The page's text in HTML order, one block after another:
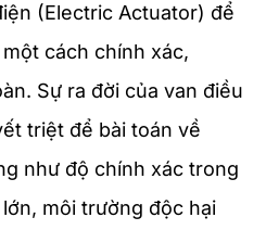
(Electric Actuator) để
cách chính xác,
Sự ra đời của van điều
triệt để bài toán về
như độ chính xác trong
môi trường độc hại